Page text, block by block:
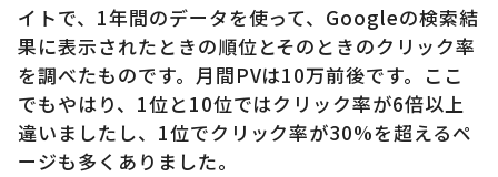
イトで、1年間のデータを使って、Googleの検索結
果に表示されたときの順位とそのときのクリック率
を調べたものです。月間PVは10万前後です。ここ
でもやはり、1位と10位ではクリック率が6倍以上
違いましたし、1位でクリック率が30%を超えるペ
ージも多くありました。